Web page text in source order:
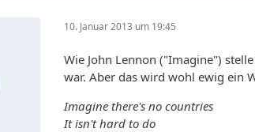
10. Januar 2013 um 19:45
Wie John Lennon ("Imagine")
war. Aber das wird wohl ewig ein
Imagine there's no countries
It isn't hard to do